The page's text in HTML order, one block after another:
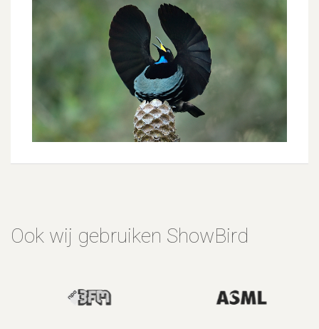
Ook wij gebruiken ShowBird